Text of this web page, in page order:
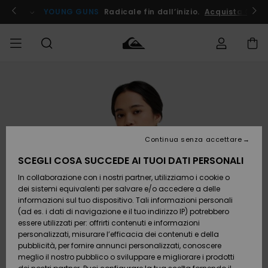
informazioni
prodotto
! YOUNG GUNS Radicale fin dall’inizio. Acquista Ora
Abbigliamento
Accessori
Calzature
e
infradito
Surf /
Acqua
Abbigliamento
Accessori
Calzature
e
infradito
Surf /
Acqua
Shop
Nuovi
Da
Scoprire
Snow
SURF
Surf Shop
Uomo
Highlights
Comunità
SNOW
Snow
Shop
Uomo
Shop
Snow
Shop
Donna
OUTLET
Outlet
Uomo
Outlet
Donna
Accedi al tuo
ordine
Spedizione
Pagamento
Buono regalo
Quiksilver
Freedom
SCEGLI COSA SUCCEDE AI TUOI DATI PERSONALI
In collaborazione con i nostri partner, utilizziamo i cookie o
dei sistemi equivalenti per salvare e/o accedere a delle
informazioni sul tuo dispositivo. Tali informazioni personali
(ad es. i dati di navigazione e il tuo indirizzo IP) potrebbero
essere utilizzati per: offrirti contenuti e informazioni
personalizzati, misurare l’efficacia dei contenuti e della
pubblicità, per fornire annunci personalizzati, conoscere
meglio il nostro pubblico o sviluppare e migliorare i prodotti
Continua senza accettare